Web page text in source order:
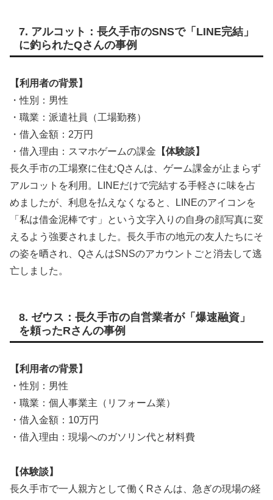
7. アルコット：長久手市のSNSで「LINE完結」
に釣られたQさんの事例
【利用者の背景】
・性別：男性
・職業：派遣社員（工場勤務）
・借入金額：2万円
・借入理由：スマホゲームの課金 【体験談】
長久手市の工場寮に住むQさんは、ゲーム課金が止まらず
アルコットを利用。LINEだけで完結する手軽さに味を占
めましたが、利息を払えなくなると、LINEのアイコンを
「私は借金泥棒です」という文字入りの自身の顔写真に変
えるよう強要されました。長久手市の地元の友人たちにそ
の姿を晒され、QさんはSNSのアカウントごと消去して逃
亡しました。
8. ゼウス：長久手市の自営業者が「爆速融資」
を頼ったRさんの事例
【利用者の背景】
・性別：男性
・職業：個人事業主（リフォーム業）
・借入金額：10万円
・借入理由：現場へのガソリン代と材料費
【体験談】
長久手市で一人親方として働くRさんは、急ぎの現場の経